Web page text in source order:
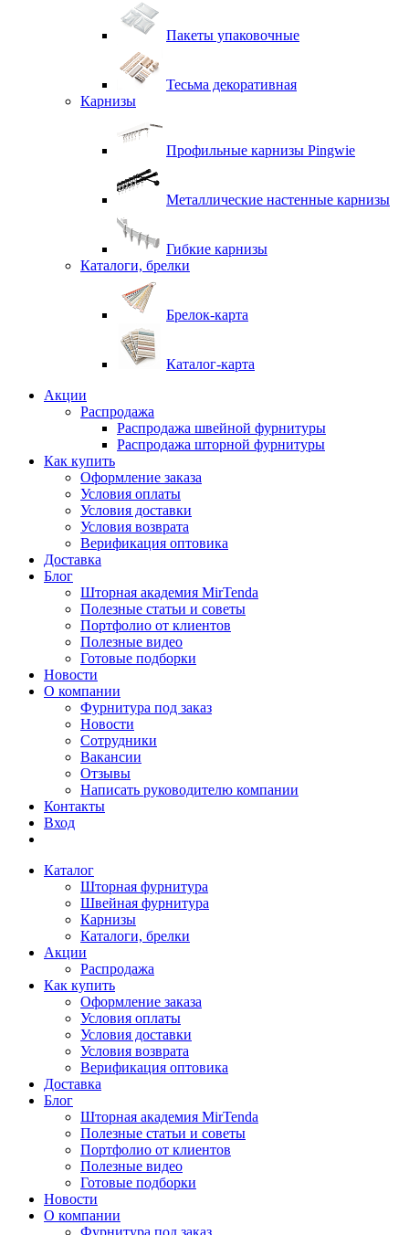
Пакеты упаковочные
Тесьма декоративная
Карнизы
Профильные карнизы Pingwie
Металлические настенные карнизы
Гибкие карнизы
Каталоги, брелки
Брелок-карта
Каталог-карта
Акции
Распродажа
Распродажа швейной фурнитуры
Распродажа шторной фурнитуры
Как купить
Оформление заказа
Условия оплаты
Условия доставки
Условия возврата
Верификация оптовика
Доставка
Блог
Шторная академия MirTenda
Полезные статьи и советы
Портфолио от клиентов
Полезные видео
Готовые подборки
Новости
О компании
Фурнитура под заказ
Новости
Сотрудники
Вакансии
Отзывы
Написать руководителю компании
Контакты
Вход
Каталог
Шторная фурнитура
Швейная фурнитура
Карнизы
Каталоги, брелки
Акции
Распродажа
Как купить
Оформление заказа
Условия оплаты
Условия доставки
Условия возврата
Верификация оптовика
Доставка
Блог
Шторная академия MirTenda
Полезные статьи и советы
Портфолио от клиентов
Полезные видео
Готовые подборки
Новости
О компании
Фурнитура под заказ